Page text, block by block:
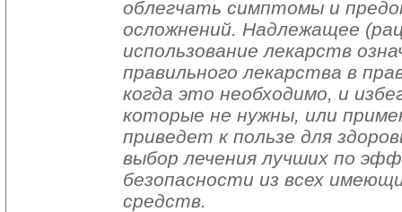
облегчать симптомы и
осложнений. Надлежащее
использование лекарств
правильного лекарства в
когда это необходимо, и
которые не нужны, или
приведет к пользе для
выбор лечения лучших по
безопасности из всех
средств.